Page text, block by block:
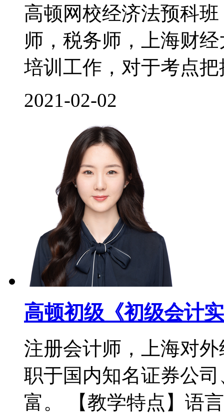
高顿网校经济法预科
师，税务师，上海财
培训工作，对于考点
2021-02-02
高顿初级《初级会计
注册会计师，上海对
职于国内知名证券公
富。 【教学特点】语